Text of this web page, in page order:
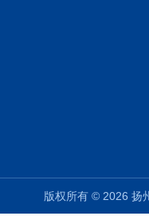
版权所有 © 2026